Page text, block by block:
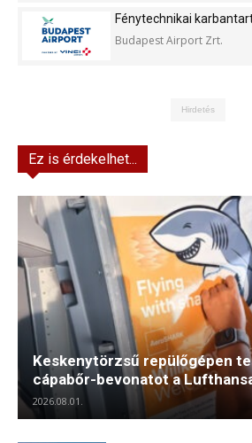
Fénytechnikai
Budapest Airport Zrt.
Hirdetés
Ez is érdekelhet...
Keskenytörzsű repülőgépen
cápabőr-bevonatot a
2026.08.01.